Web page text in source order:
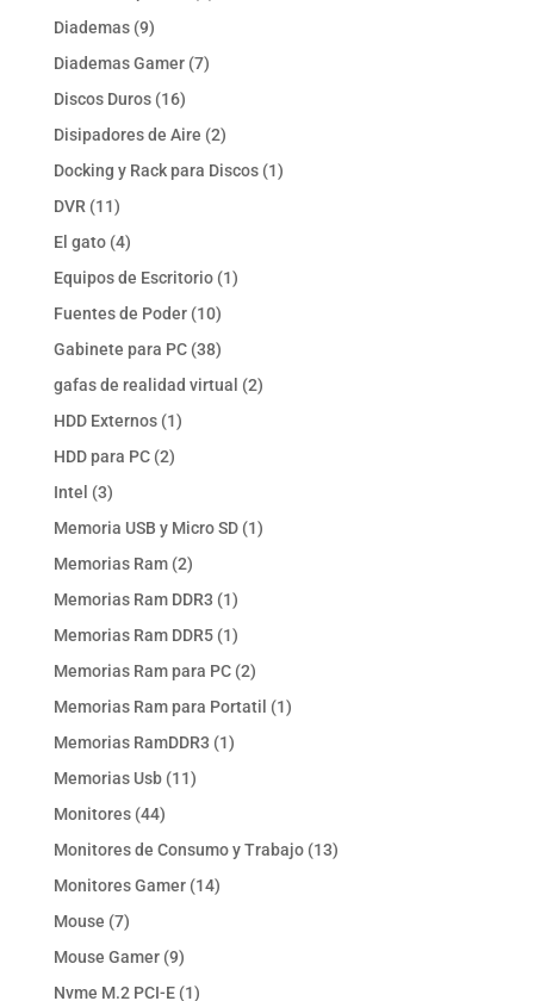
Diademas 99
productos
Diademas Gamer 77
Discos Duros 1616
productos
Disipadores de Aire 22
productos
Docking y Rack para Discos 11
DVR 1111
productos
El gato 44
productos
Equipos de Escritorio 11
Fuentes de Poder 1010
productos
Gabinete para PC 3838
productos
gafas de realidad virtual 22
HDD Externos 11
HDD para PC 22
Intel 33
productos
Memoria USB y Micro SD 11
Memorias Ram 22
productos
Memorias Ram DDR3 11
producto
Memorias Ram DDR5 11
producto
Memorias Ram para PC 22
productos
Memorias Ram para Portatil 11
Memorias RamDDR3 11
Memorias Usb 1111
Monitores 4444
productos
Monitores de Consumo y Trabajo 1313
Monitores Gamer 1414
Mouse 77
productos
Mouse Gamer 99
productos
Nvme M.2 PCI-E 11